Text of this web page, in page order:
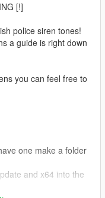
[!]
police siren tones!
a guide is right down
you can feel free to
one make a folder
and x64 into the